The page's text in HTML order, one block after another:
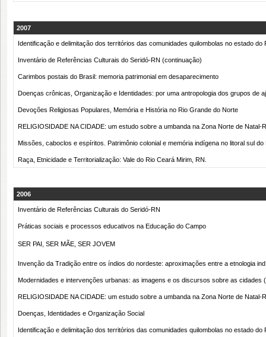
2007
Identificação e delimitação dos territórios das comunidades quilombolas no estado do
Inventário de Referências Culturais do Seridó-RN (continuação)
Carimbos postais do Brasil: memoria patrimonial em desaparecimento
Doenças crônicas, Organização e Identidades: por uma antropologia dos grupos de
Devoções Religiosas Populares, Memória e História no Rio Grande do Norte
RELIGIOSIDADE NA CIDADE: um estudo sobre a umbanda na Zona Norte de Natal-
Missões, caboclos e espíritos. Patrimônio colonial e memória indígena no litoral sul
Raça, Etnicidade e Territorialização: Vale do Rio Ceará Mirim, RN.
2006
Inventário de Referências Culturais do Seridó-RN
Práticas sociais e processos educativos na Educação do Campo
SER PAI, SER MÃE, SER JOVEM
Invenção da Tradição entre os índios do nordeste: aproximações entre a etnologia
Modernidades e intervenções urbanas: as imagens e os discursos sobre as cidades
RELIGIOSIDADE NA CIDADE: um estudo sobre a umbanda na Zona Norte de Natal-
Doenças, Identidades e Organização Social
Identificação e delimitação dos territórios das comunidades quilombolas no estado do